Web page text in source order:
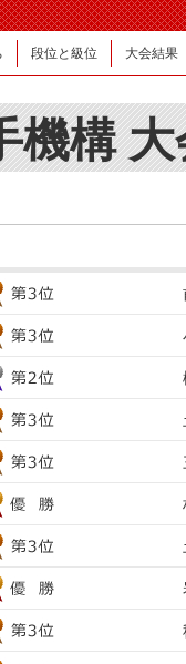
段位と級位 大会結果
機構